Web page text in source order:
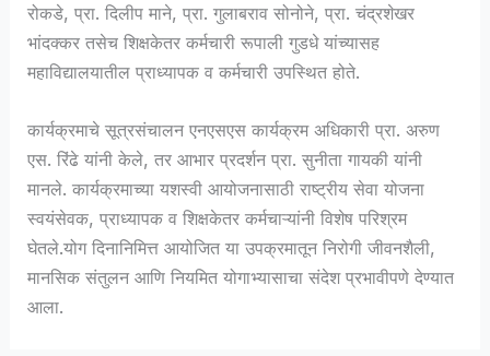
रोकडे, प्रा. दिलीप माने, प्रा. गुलाबराव सोनोने, प्रा. चंद्रशेखर
भांदक्कर तसेच शिक्षकेतर कर्मचारी रूपाली गुडधे यांच्यासह
महाविद्यालयातील प्राध्यापक व कर्मचारी उपस्थित होते.
कार्यक्रमाचे सूत्रसंचालन एनएसएस कार्यक्रम अधिकारी प्रा. अरुण
एस. रिंढे यांनी केले, तर आभार प्रदर्शन प्रा. सुनीता गायकी यांनी
मानले. कार्यक्रमाच्या यशस्वी आयोजनासाठी राष्ट्रीय सेवा योजना
स्वयंसेवक, प्राध्यापक व शिक्षकेतर कर्मचाऱ्यांनी विशेष परिश्रम
घेतले.योग दिनानिमित्त आयोजित या उपक्रमातून निरोगी जीवनशैली,
मानसिक संतुलन आणि नियमित योगाभ्यासाचा संदेश प्रभावीपणे देण्यात
आला.